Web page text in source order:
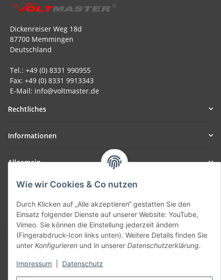
Wie wir Cookies & Co nutzen
Durch Klicken auf „Alle akzeptieren“ gestatten Sie den
Einsatz folgender Dienste auf unserer Website: YouTube,
Vimeo. Sie können die Einstellung jederzeit ändern
(Fingerabdruck-Icon links unten). Weitere Details finden Sie
unter Konfigurieren und in unserer Datenschutzerklärung.
Impressum Datenschutz
Dickenreiser Weg 18d
87700 Memmingen
Deutschland
Tel.: +49 (0) 8331 990955
Fax: +49 (0) 8331 9913343
E-Mail: info@voltmaster.de
Rechtliches
Informationen
Allgemein
Teil unseres Netzwerks:
Vertrag widerrufen